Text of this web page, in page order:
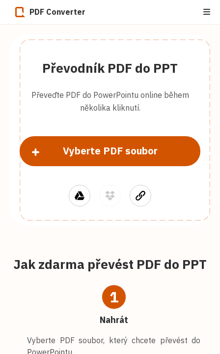
PDF Converter
Převodník PDF do PPT
Převeďte PDF do PowerPointu online během
několika kliknutí.
Vyberte PDF soubor
Jak zdarma převést PDF do PPT
1
Nahrát
Vyberte PDF soubor, který chcete převést do